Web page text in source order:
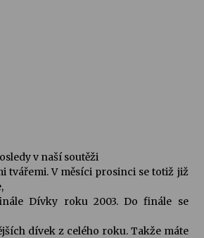
7. 2026
koncerty ve Stromovce: Rufus Miller
v naší soutěži
tvářemi. V měsíci prosinci se totiž již
Dívky roku 2003. Do finále se
dívek z celého roku. Takže máte